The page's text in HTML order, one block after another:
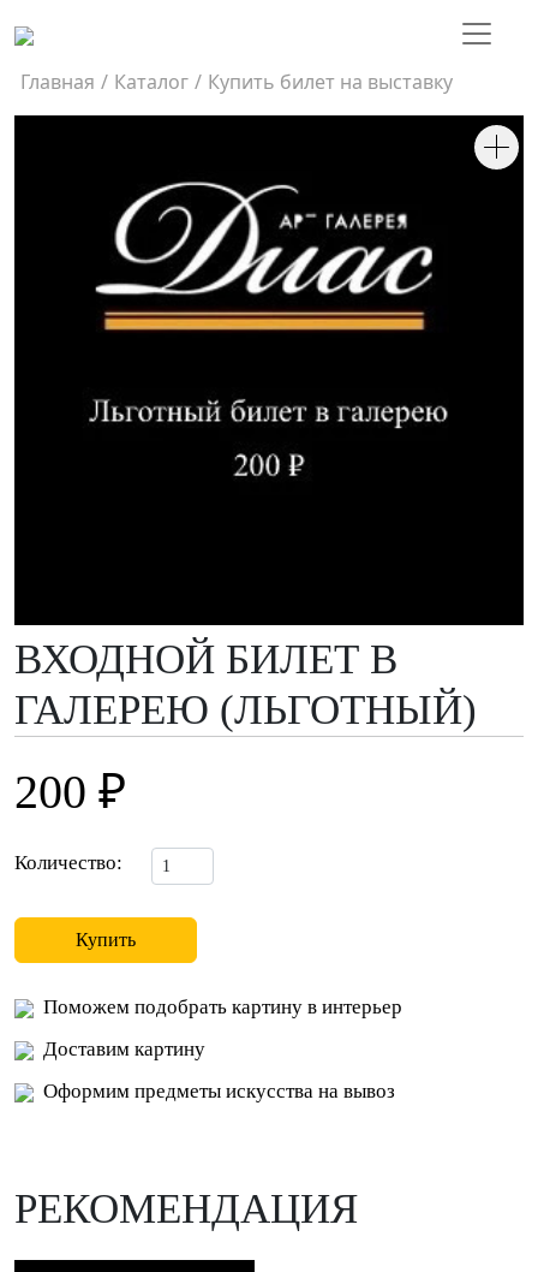
Главная / Каталог / Купить билет на выставку
ВХОДНОЙ БИЛЕТ В
ГАЛЕРЕЮ (ЛЬГОТНЫЙ)
200 ₽
Количество:
Купить
Поможем подобрать картину в интерьер
Доставим картину
Оформим предметы искусства на вывоз
РЕКОМЕНДАЦИЯ